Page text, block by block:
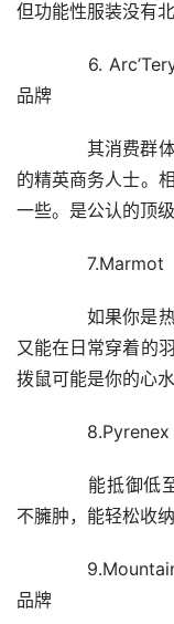
但功能性服装没有
6.
品牌
其消费群体
的精英商务人士。
一些。是公认的顶级
7.Marmot（
如果你是热
又能在日常穿着的
拨鼠可能是你的心水
8.Pyrenex
能抵御低至
不臃肿，能轻松收
9.Mountain
品牌